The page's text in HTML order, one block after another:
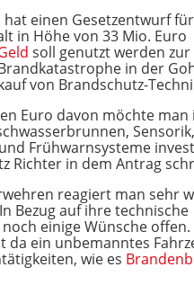
hat einen Gesetzentwurf
in Höhe von 33 Mio. Euro
soll genutzt werden zur
in der
von Brandschutz-
Euro davon möchte man
Sensorik,
Frühwarnsysteme
Richter in dem Antrag
reagiert man sehr
Bezug auf ihre technische
einige Wünsche offen.
da ein unbemanntes
wie es